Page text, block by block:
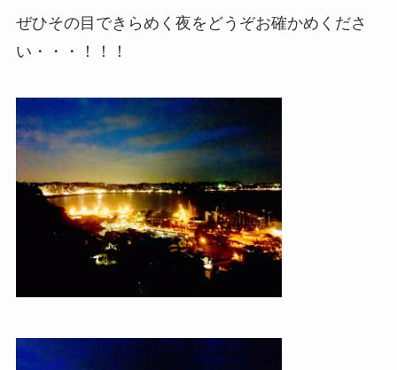
ぜひその目できらめく夜をどうぞお確かめくださ
い・・・！！！